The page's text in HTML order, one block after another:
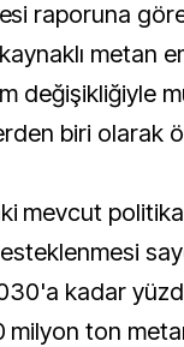
raporuna
metan
değişikliğiyle
biri olarak
mevcut
kadar
milyon ton